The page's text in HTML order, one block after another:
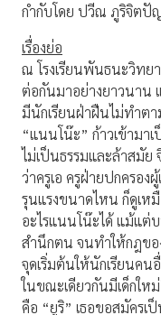
กำกับโดย ปวีณ ภูริจิตปั
เรื่องย่อ
ณ โรงเรียนพันธนะวิทย
ต่อกันมาอย่างยาวนาน
มีนักเรียนฝ่าฝืนไม่ทำต
“แนนโน๊ะ” ก้าวเข้ามาเ
ไม่เป็นธรรมและล้าสมัย
ว่าครูเอ ครูฝ่ายปกครอ
รุนแรงขนาดไหน ก็ดูเห
อะไรแนนโน๊ะได้ แม้แต่
สำนึกตน จนทำให้กฎขอ
จุดเริ่มต้นให้นักเรียนค
ในขณะเดียวกันมีเด็กให
คือ “ยูริ” เธอขอสมัครเ